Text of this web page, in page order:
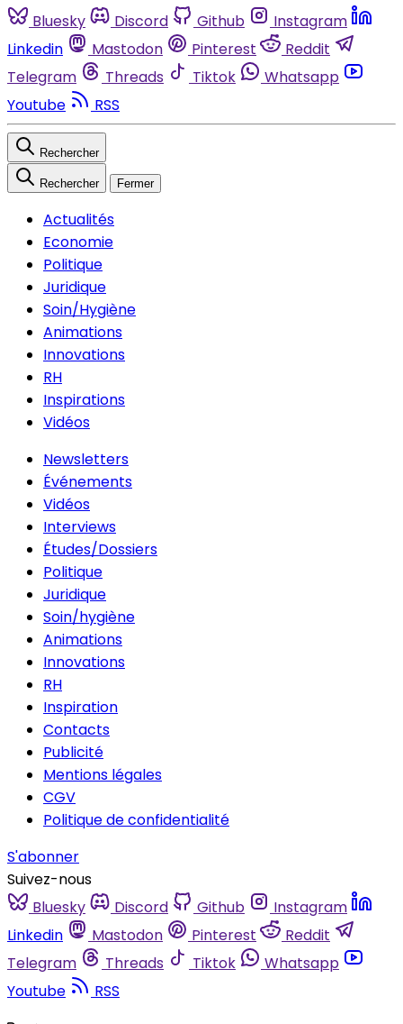
Bluesky Discord Github
Instagram
Linkedin
Mastodon Pinterest
Reddit
Telegram
Threads Tiktok
Whatsapp
Youtube
RSS
Rechercher
Rechercher Fermer
Actualités
Economie
Politique
Juridique
Soin/Hygiène
Animations
Innovations
RH
Inspirations
Vidéos
Newsletters
Événements
Vidéos
Interviews
Études/Dossiers
Politique
Juridique
Soin/hygiène
Animations
Innovations
RH
Inspiration
Contacts
Publicité
Mentions légales
CGV
Politique de confidentialité
S'abonner
Suivez-nous
Bluesky
Discord Github
Instagram
Linkedin
Mastodon Pinterest
Reddit
Telegram
Threads Tiktok
Whatsapp
Youtube
RSS